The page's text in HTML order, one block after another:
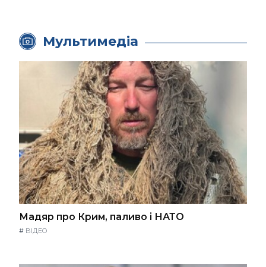
Мультимедіа
Мадяр про Крим, паливо і НАТО
# ВІДЕО